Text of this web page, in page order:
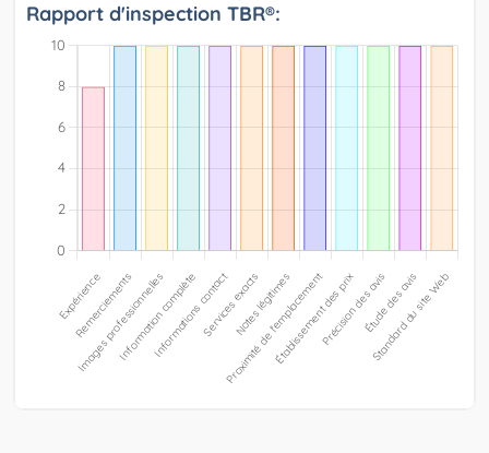
Rapport d'inspection TBR®: